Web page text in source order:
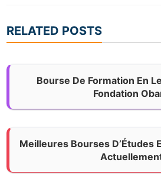
RELATED POSTS
Bourse De Formation En
Fondation
Meilleures Bourses D’Études